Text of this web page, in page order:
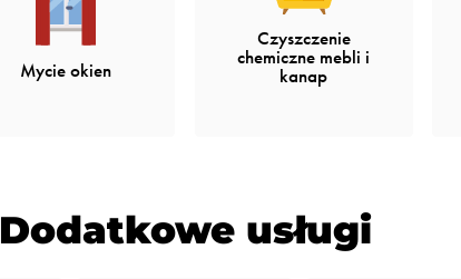
Mycie okien
Czyszczenie
chemiczne mebli i
kanap
Dodatkowe usługi